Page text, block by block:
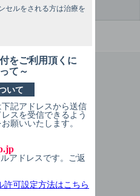
入力
確認
さい
いて】ネット予約
スのみです。治療
電話ください。
れている方、検
望の方に限りま
れた方は予約をお
セルをされる方は治療を
をご利用頂くに
て～
いて
記アドレスから送信
スを受信できるよう
願いいたします。
アドレスです。ご返
許可設定方法はこちら